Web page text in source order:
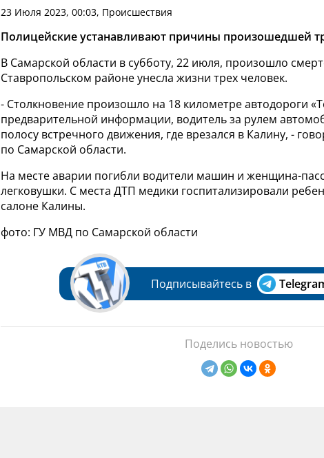
23 Июля 2023, 00:03, Происшествия
Полицейские устанавливают причины произошедшей
В Самарской области в субботу, 22 июля, произошло
Ставропольском районе унесла жизни трех человек.
- Столкновение произошло на 18 километре автодороги
предварительной информации, водитель за рулем
полосу встречного движения, где врезался в Калину, -
по Самарской области.
На месте аварии погибли водители машин и женщина-
легковушки. С места ДТП медики госпитализировали
салоне Калины.
фото: ГУ МВД по Самарской области
Подписывайтесь в
Поделись новостью